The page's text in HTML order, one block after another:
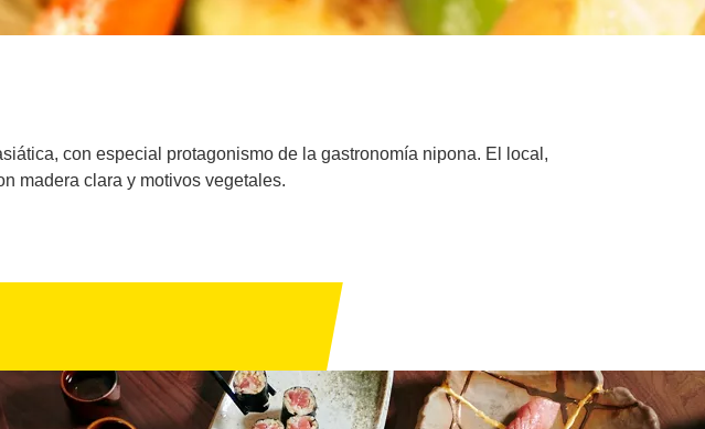
con especial protagonismo de la gastronomía nipona. El local,
madera clara y motivos vegetales.